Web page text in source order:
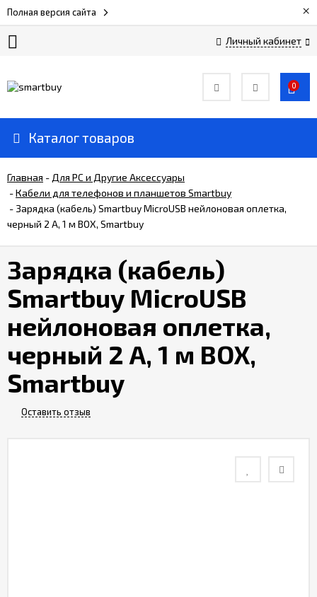
Полная версия сайта ×
Личный кабинет
Прайс-
лист
Доставка
и
оплата
Контакты
Отзывы
0
Каталог товаров
Главная - Для РС и Другие Аксессуары
-Кабели для телефонов и планшетов Smartbuy
- Зарядка (кабель) Smartbuy MicroUSB нейлоновая оплетка,
черный 2 А, 1 м BOX, Smartbuy
Зарядка (кабель)
Smartbuy MicroUSB
нейлоновая оплетка,
черный 2 А, 1 м BOX,
Smartbuy
Оставить отзыв